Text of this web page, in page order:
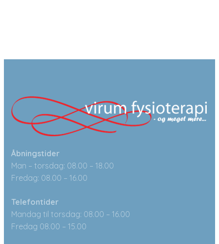
Åbningstider
Man – torsdag: 08.00 – 18.00
Fredag: 08.00 – 16.00
Telefontider
Mandag til torsdag: 08.00 – 16.00
Fredag 08.00 – 15.00